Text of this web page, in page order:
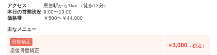
アクセス
恩智駅から1km （徒歩13分）
本日の営業状況 9:00〜13:00
価格帯
￥500〜￥44,000
主なメニュー
骨盤矯正
産後骨盤矯正
￥3,000 （税込）